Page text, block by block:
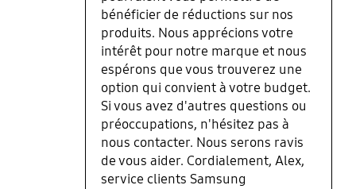
bénéficier de réductions sur nos
produits. Nous apprécions votre
intérêt pour notre marque et nous
espérons que vous trouverez une
option qui convient à votre budget.
Si vous avez d'autres questions ou
préoccupations, n'hésitez pas à
nous contacter. Nous serons ravis
de vous aider. Cordialement, Alex,
service clients Samsung